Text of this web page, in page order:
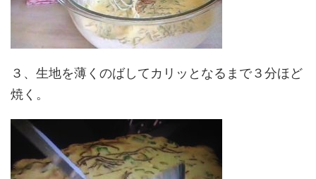
３、生地を薄くのばしてカリッとなるまで３分ほど
焼く。